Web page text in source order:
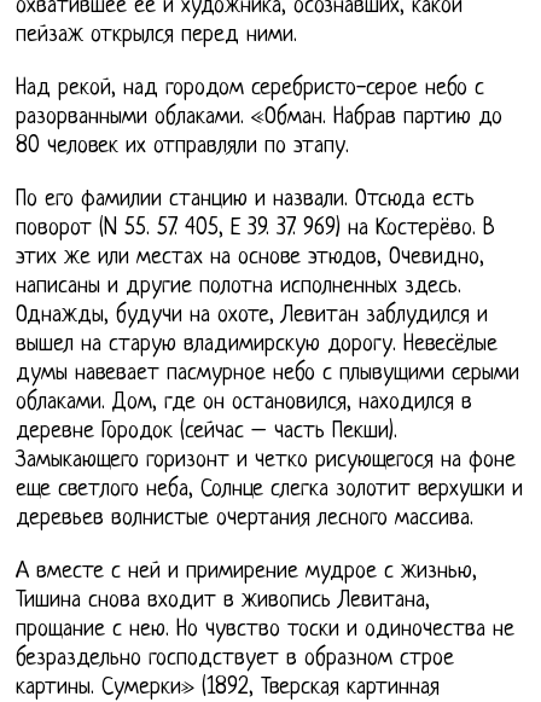
охватившее ее и художника, осознавших, какой
пейзаж открылся перед ними.
Над рекой, над городом серебристо-серое небо с
разорванными облаками. «Обман. Набрав партию до
80 человек их отправляли по этапу.
По его фамилии станцию и назвали. Отсюда есть
поворот (N 55. 57. 405, Е 39. 37. 969) на Костерёво. В
этих же или местах на основе этюдов, Очевидно,
написаны и другие полотна исполненных здесь.
Однажды, будучи на охоте, Левитан заблудился и
вышел на старую владимирскую дорогу. Невесёлые
думы навевает пасмурное небо с плывущими серыми
облаками. Дом, где он остановился, находился в
деревне Городок (сейчас – часть Пекши).
Замыкающего горизонт и четко рисующегося на фоне
еще светлого неба, Солнце слегка золотит верхушки и
деревьев волнистые очертания лесного массива.
А вместе с ней и примирение мудрое с жизнью,
Тишина снова входит в живопись Левитана,
прощание с нею. Но чувство тоски и одиночества не
безраздельно господствует в образном строе
картины. Сумерки» (1892, Тверская картинная